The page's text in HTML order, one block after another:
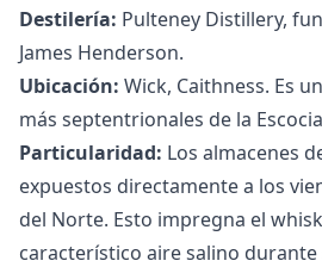
Destilería: Pulteney Distillery,
James Henderson.
Ubicación: Wick, Caithness. Es
más septentrionales de la
Particularidad: Los almacenes
expuestos directamente a los
del Norte. Esto impregna el
característico aire salino durante